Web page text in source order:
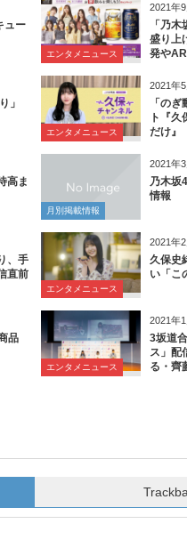
ュー
2021年
エンタメニュース
「乃
盛り上
発や
」
2021年
エンタメニュース
「の
ト『久
だけ』
高ま
2021年
月別掲載情報
乃木坂
情報
、手
直前
2021年
エンタメニュース
久保史
い「こ
品
2021年
エンタメニュース
3坂道
ス」配
る・齊